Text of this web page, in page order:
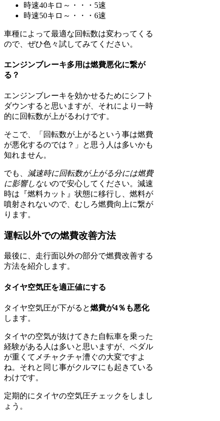
時速40キロ～・・・5速
時速50キロ～・・・6速
車種によって最適な回転数は変わってくる
ので、ぜひ色々試してみてください。
エンジンブレーキ多用は燃費悪化に繋が
る？
エンジンブレーキを効かせるためにシフト
ダウンすると思いますが、それにより一時
的に回転数が上がるわけです。
そこで、「回転数が上がるという事は燃費
が悪化するのでは？」と思う人は多いかも
知れません。
でも、
減速時に回転数が上がる分には燃費
に影響しないので安心してください。減速
時は『燃料カット』状態に移行し、燃料が
噴射されないので、むしろ燃費向上に繋が
ります。
運転以外での燃費改善方法
最後に、走行面以外の部分で燃費改善する
方法を紹介します。
タイヤ空気圧を適正値にする
タイヤ空気圧が下がると燃費が4％も悪化
します。
タイヤの空気が抜けてきた自転車を乗った
経験がある人は多いと思いますが、ペダル
が重くてメチャクチャ漕ぐの大変ですよ
ね。それと同じ事がクルマにも起きている
わけです。
定期的にタイヤの空気圧チェックをしまし
ょう。